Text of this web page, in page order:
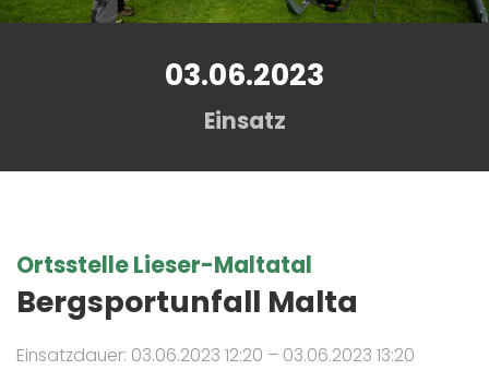
03.06.2023
Einsatz
Ortsstelle Lieser-Maltatal
Bergsportunfall Malta
Einsatzdauer: 03.06.2023 12:20 – 03.06.2023 13:20